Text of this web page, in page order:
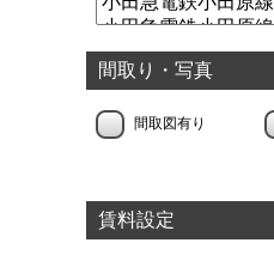
間取り・写真
間取図有り
賃料設定